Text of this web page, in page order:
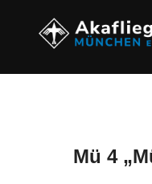
Mü 4